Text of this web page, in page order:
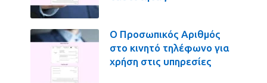
Ο Προσωπικός Αριθμός
στο κινητό τηλέφωνο για
χρήση στις υπηρεσίες